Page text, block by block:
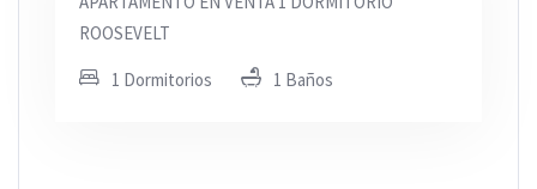
ROOSEVELT
1 Dormitorios 1 Baños